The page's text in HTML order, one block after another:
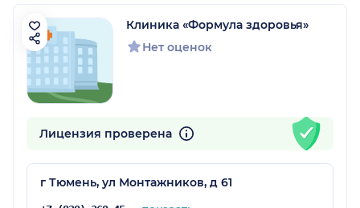
Клиника «Формула здоровья»
Нет оценок
Лицензия проверена
г Тюмень, ул Монтажников, д 61